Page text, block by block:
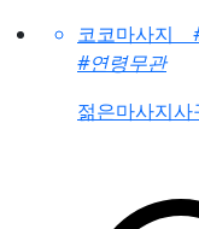
코코마사지
#연령무관
젊은마사지